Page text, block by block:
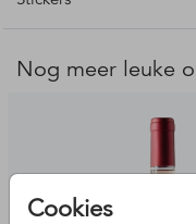
Cookies
- Gedrukt op mat papier.
Deze luxe stickers
Hierdoor is de kleur
Hulp nodig bij het
Nog meer leuke